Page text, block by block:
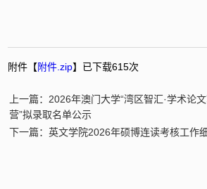
附件【附件.zip】已下载615次
上一篇：2026年澳门大学“湾区智汇·学术论
营”拟录取名单公示
下一篇：英文学院2026年硕博连读考核工作